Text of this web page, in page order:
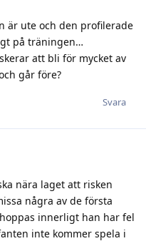
är ute och den profilerade
på träningen…
att bli för mycket av
går före?
Svara
nära laget att risken
några av de första
innerligt han har fel
inte kommer spela i